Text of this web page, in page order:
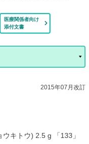
医療関係者向け
添付文書
2015年07月改訂
キトウ) 2.5 g 「133」